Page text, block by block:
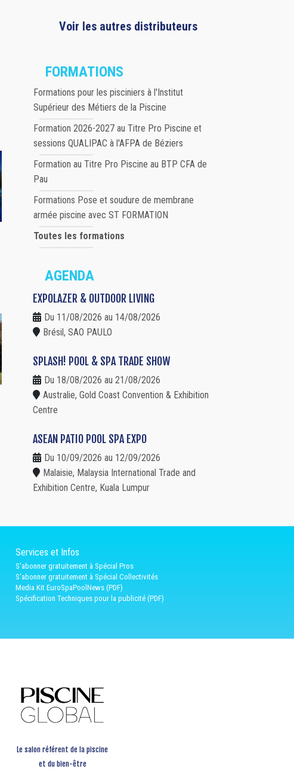
Voir les autres distributeurs
FORMATIONS
Formations pour les pisciniers à l'Institut
Supérieur des Métiers de la Piscine
Formation 2026-2027 au Titre Pro Piscine et
sessions QUALIPAC à l'AFPA de Béziers
Formation au Titre Pro Piscine au BTP CFA de
Pau
Formations Pose et soudure de membrane
armée piscine avec ST FORMATION
Toutes les formations
AGENDA
EXPOLAZER & OUTDOOR LIVING
Du 11/08/2026 au 14/08/2026
Brésil, SAO PAULO
SPLASH! POOL & SPA TRADE SHOW
Du 18/08/2026 au 21/08/2026
Australie, Gold Coast Convention & Exhibition
Centre
ASEAN PATIO POOL SPA EXPO
Du 10/09/2026 au 12/09/2026
Malaisie, Malaysia International Trade and
Exhibition Centre, Kuala Lumpur
Services et Infos
S'abonner gratuitement à Spécial Pros
S'abonner gratuitement à Spécial Collectivités
Media Kit EuroSpaPoolNews (PDF)
Spécification Techniques pour la publicité (PDF)
Le salon référent de la piscine
et du bien-être